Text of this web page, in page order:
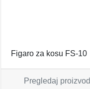
Figaro za kosu FS-10
Pregledaj proizvod